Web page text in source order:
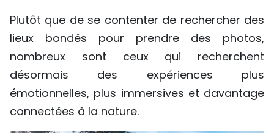
Plutôt que de se contenter de rechercher des
lieux bondés pour prendre des photos,
nombreux sont ceux qui recherchent
désormais des expériences plus
émotionnelles, plus immersives et davantage
connectées à la nature.